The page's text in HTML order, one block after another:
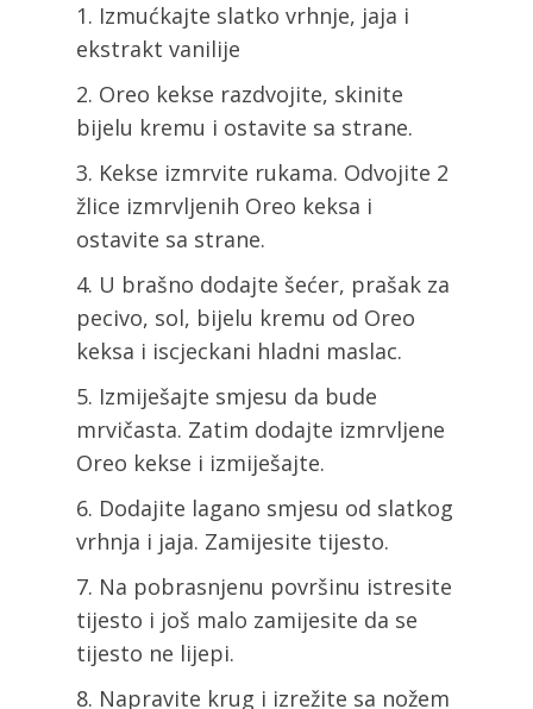
Izmućkajte slatko vrhnje, jaja i
ekstrakt vanilije
Oreo kekse razdvojite, skinite
bijelu kremu i ostavite sa strane.
Kekse izmrvite rukama. Odvojite 2
žlice izmrvljenih Oreo keksa i
ostavite sa strane.
U brašno dodajte šećer, prašak za
pecivo, sol, bijelu kremu od Oreo
keksa i iscjeckani hladni maslac.
Izmiješajte smjesu da bude
mrvičasta. Zatim dodajte izmrvljene
Oreo kekse i izmiješajte.
Dodajite lagano smjesu od slatkog
vrhnja i jaja. Zamijesite tijesto.
Na pobrasnjenu površinu istresite
tijesto i još malo zamijesite da se
tijesto ne lijepi.
Napravite krug i izrežite sa nožem